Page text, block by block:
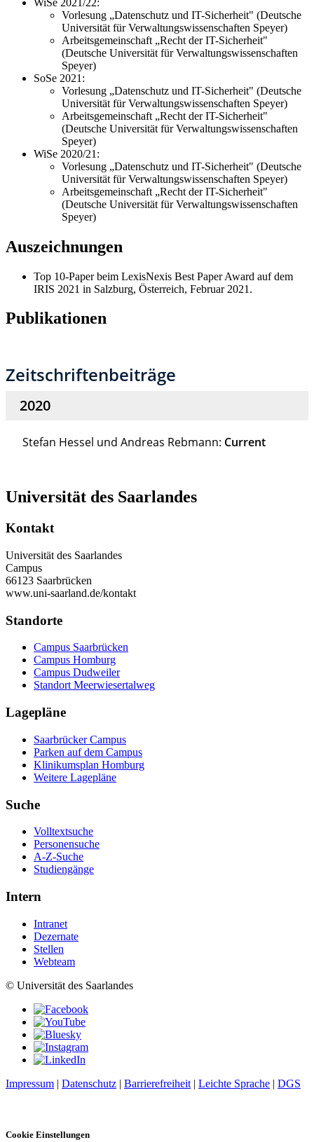
Vorlesung „Datenschutz und IT-Sicherheit" (Deutsche
Universität für Verwaltungswissenschaften Speyer)
Arbeitsgemeinschaft „Recht der IT-Sicherheit"
(Deutsche Universität für Verwaltungswissenschaften
Speyer)
SoSe 2021:
Vorlesung „Datenschutz und IT-Sicherheit" (Deutsche
Universität für Verwaltungswissenschaften Speyer)
Arbeitsgemeinschaft „Recht der IT-Sicherheit"
(Deutsche Universität für Verwaltungswissenschaften
Speyer)
WiSe 2020/21:
Vorlesung „Datenschutz und IT-Sicherheit" (Deutsche
Universität für Verwaltungswissenschaften Speyer)
Arbeitsgemeinschaft „Recht der IT-Sicherheit"
(Deutsche Universität für Verwaltungswissenschaften
Speyer)
Auszeichnungen
Top 10-Paper beim LexisNexis Best Paper Award auf dem
IRIS 2021 in Salzburg, Österreich, Februar 2021.
Publikationen
Universität des Saarlandes
Kontakt
Universität des Saarlandes
Campus
66123 Saarbrücken
www.uni-saarland.de/kontakt
Standorte
Campus Saarbrücken
Campus Homburg
Campus Dudweiler
Standort Meerwiesertalweg
Lagepläne
Saarbrücker Campus
Parken auf dem Campus
Klinikumsplan Homburg
Weitere Lagepläne
Suche
Volltextsuche
Personensuche
A-Z-Suche
Studiengänge
Intern
Intranet
Dezernate
Stellen
Webteam
© Universität des Saarlandes
Impressum | Datenschutz | Barrierefreiheit | Leichte Sprache | DGS
Cookie Einstellungen